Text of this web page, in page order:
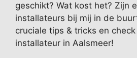
geschikt? Wat kost het? Zijn
installateurs bij mij in de
cruciale tips & tricks en
installateur in Aalsmeer!